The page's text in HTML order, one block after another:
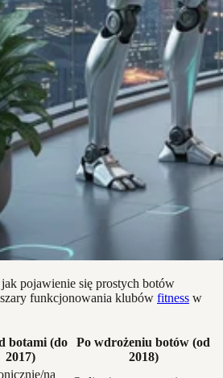
pojawienie się prostych botów
funkcjonowania klubów fitness w
botami (do
2017)
Po wdrożeniu botów (od
2018)
na